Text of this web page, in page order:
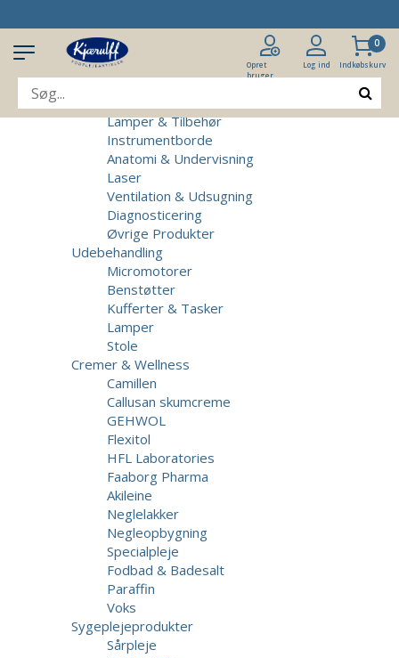
Opret
bruger
Log ind
0
Indkøbskurv
Klinikudstyr
Patientstole
Massagebrikse
Lamper & Tilbehør
Instrumentborde
Anatomi & Undervisning
Laser
Ventilation & Udsugning
Diagnosticering
Øvrige Produkter
Udebehandling
Micromotorer
Benstøtter
Kufferter & Tasker
Lamper
Stole
Cremer & Wellness
Camillen
Callusan skumcreme
GEHWOL
Flexitol
HFL Laboratories
Faaborg Pharma
Akileine
Neglelakker
Negleopbygning
Specialpleje
Fodbad & Badesalt
Paraffin
Voks
Sygeplejeprodukter
Sårpleje